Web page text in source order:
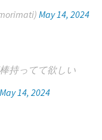
May 14, 2024
持ってて欲しい
May 14, 2024